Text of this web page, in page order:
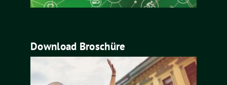
Download Broschüre